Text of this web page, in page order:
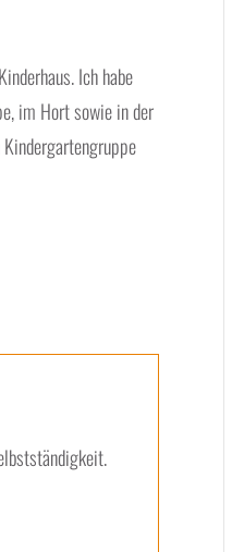
Ich habe
im Hort sowie in der